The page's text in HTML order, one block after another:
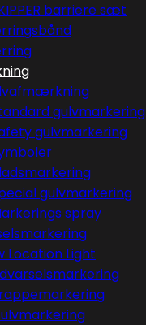
barriere sæt
gulvmarkering
gulvmarkering
gulvmarkering
spray
Location Light